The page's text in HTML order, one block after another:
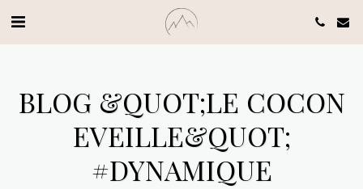
BLOG &QUOT;LE COCON
EVEILLE&QUOT;
#DYNAMIQUE